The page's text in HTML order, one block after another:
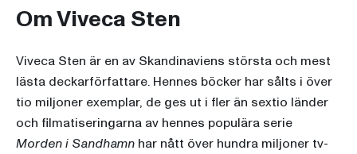
Om Viveca Sten
Viveca Sten är en av Skandinaviens största och mest
lästa deckarförfattare. Hennes böcker har sålts i över
tio miljoner exemplar, de ges ut i fler än sextio länder
och filmatiseringarna av hennes populära serie
Morden i Sandhamn har nått över hundra miljoner tv-